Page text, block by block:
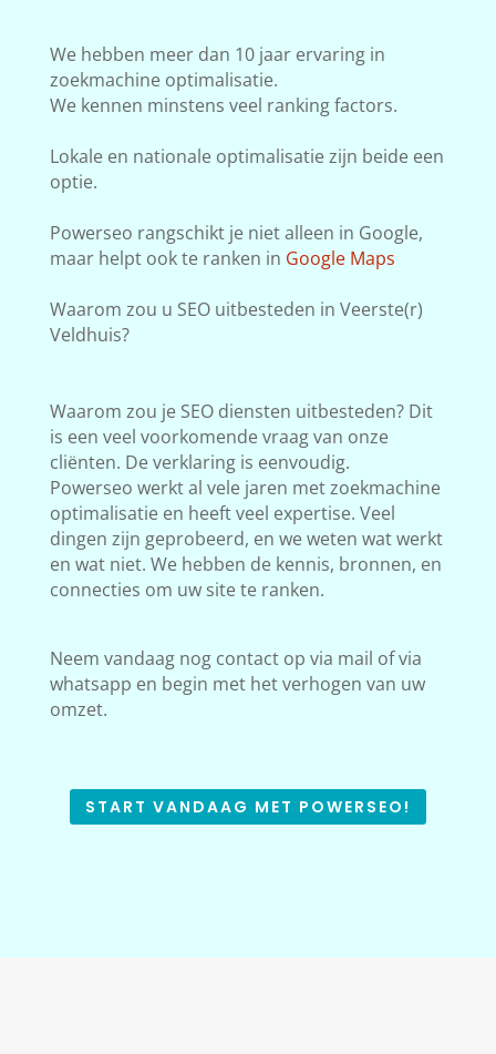
We hebben meer dan 10 jaar ervaring in
zoekmachine optimalisatie.
We kennen minstens veel ranking factors.
Lokale en nationale optimalisatie zijn beide een
optie.
Powerseo rangschikt je niet alleen in Google,
maar helpt ook te ranken in Google Maps
Waarom zou u SEO uitbesteden in Veerste(r)
Veldhuis?
Waarom zou je SEO diensten uitbesteden? Dit
is een veel voorkomende vraag van onze
cliënten. De verklaring is eenvoudig.
Powerseo werkt al vele jaren met zoekmachine
optimalisatie en heeft veel expertise. Veel
dingen zijn geprobeerd, en we weten wat werkt
en wat niet. We hebben de kennis, bronnen, en
connecties om uw site te ranken.
Neem vandaag nog contact op via mail of via
whatsapp en begin met het verhogen van uw
omzet.
START VANDAAG MET POWERSEO!